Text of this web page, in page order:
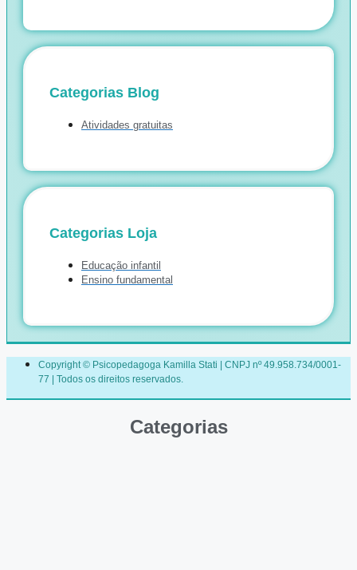
Categorias Blog
Atividades gratuitas
Categorias Loja
Educação infantil
Ensino fundamental
Copyright © Psicopedagoga Kamilla Stati | CNPJ nº 49.958.734/0001-
77 | Todos os direitos reservados.
Categorias